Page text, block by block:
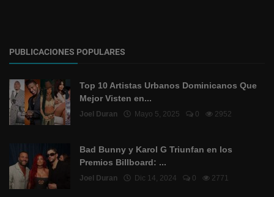
PUBLICACIONES POPULARES
Top 10 Artistas Urbanos Dominicanos Que
Mejor Visten en...
Joel Duran Mayo 5, 2025 0 2952
Bad Bunny y Karol G Triunfan en los
Premios Billboard: ...
Joel Duran Dic 14, 2024 0 2771